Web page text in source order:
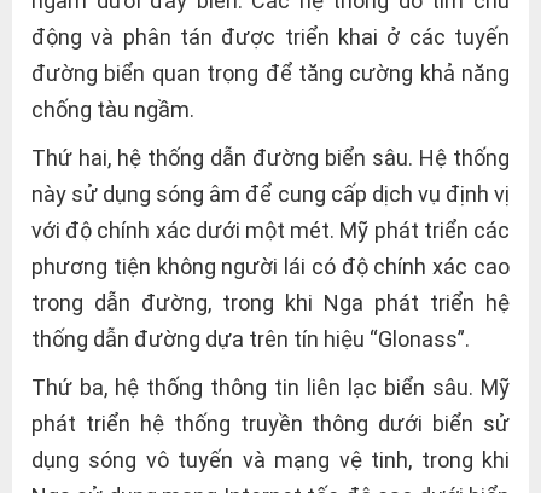
động và phân tán được triển khai ở các tuyến
đường biển quan trọng để tăng cường khả năng
chống tàu ngầm.
Thứ hai, hệ thống dẫn đường biển sâu. Hệ thống
này sử dụng sóng âm để cung cấp dịch vụ định vị
với độ chính xác dưới một mét. Mỹ phát triển các
phương tiện không người lái có độ chính xác cao
trong dẫn đường, trong khi Nga phát triển hệ
thống dẫn đường dựa trên tín hiệu “Glonass”.
Thứ ba, hệ thống thông tin liên lạc biển sâu. Mỹ
phát triển hệ thống truyền thông dưới biển sử
dụng sóng vô tuyến và mạng vệ tinh, trong khi